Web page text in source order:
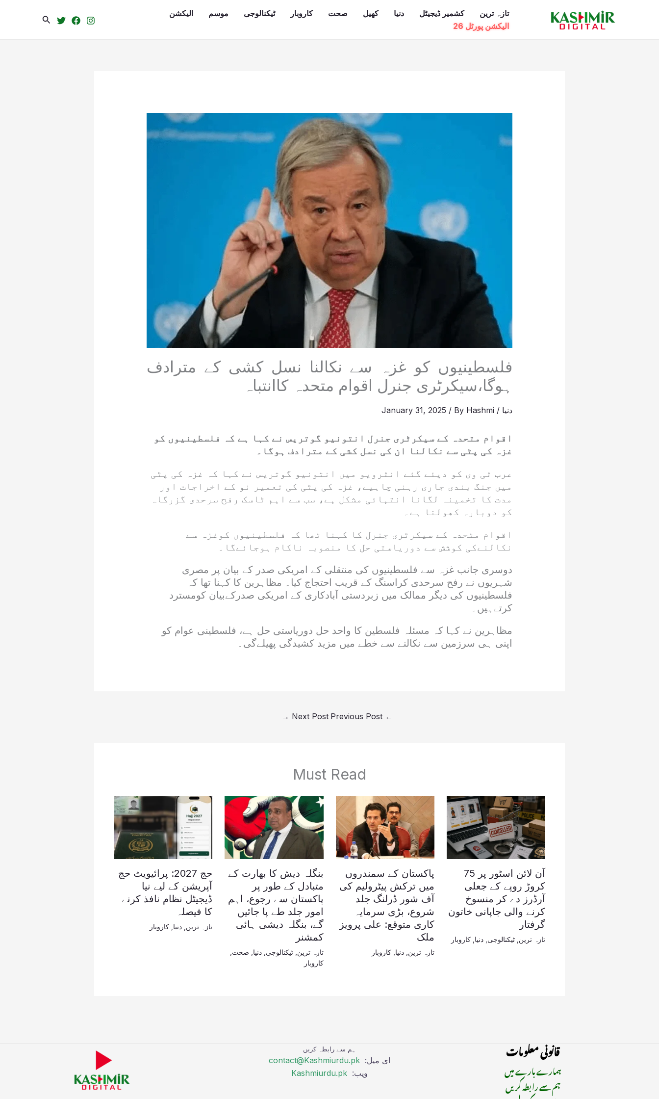
تازہ ترین کشمیر ڈیجیٹل دنیا کھیل صحت کاروبار ٹیکنالوجی موسم
الیکشن
الیکشن پورٹل 26
Search
فلسطینیوں کو غزہ سے نکالنا نسل کشی کے مترادف
ہوگا،سیکرٹری جنرل اقوام متحدہ کاانتباہ
دنیا /
January 31, 2025 / By Hashmi
اقوام متحدہ کے سیکرٹری جنرل انتونیو گوتریس نے کہا ہے کہ فلسطینیوں کو
غزہ کی پٹی سے نکالنا ان کی نسل کشی کے مترادف ہوگا۔
عرب ٹی وی کو دیئے گئے انٹرویو میں انتونیو گوتریس نے کہا کہ غزہ کی پٹی
میں جنگ بندی جاری رہنی چاہیے، غزہ کی پٹی کی تعمیر نو کے اخراجات اور
مدت کا تخمینہ لگانا انتہائی مشکل ہے، سب سے اہم ٹاسک رفح سرحدی گزرگاہ
کو دوبارہ کھولنا ہے۔
اقوام متحدہ کے سیکرٹری جنرل کا کہنا تھا کہ فلسطینیوں کوغزہ سے
نکالنےکی کوشش سے دوریاستی حل کا منصوبہ ناکام ہوجائےگا۔
دوسری جانب غزہ سے فلسطینیوں کی منتقلی کے امریکی صدر کے بیان پر مصری
شہریوں نے رفح سرحدی کراسنگ کے قریب احتجاج کیا۔ مظاہرین کا کہنا تھا کہ
فلسطینیوں کی دیگر ممالک میں زبردستی آبادکاری کے امریکی صدرکےبیان کومسترد
کرتےہیں۔
مظاہرین نے کہا کہ مسئلہ فلسطین کا واحد حل دوریاستی حل ہے، فلسطینی عوام کو
اپنی ہی سرزمین سے نکالنے سے خطے میں مزید کشیدگی پھیلےگی۔
←
Next Post
→
Must Read
آن لائن اسٹور پر 75
کروڑ روپے کے جعلی
آرڈرز دے کر منسوخ
کرنے والی جاپانی خاتون
گرفتار
تازہ ترین ٹیکنالوجی دنیا کاروبار
پاکستان کے سمندروں
میں ترکش پیٹرولیم کی
آف شور ڈرلنگ جلد
شروع، بڑی سرمایہ
کاری متوقع: علی پرویز
ملک
تازہ ترین ,دنیا ,کاروبار
بنگلہ دیش کا بھارت کے
متبادل کے طور پر
پاکستان سے رجوع، اہم
امور جلد طے پا جائیں
گے، بنگلہ دیشی ہائی
کمشنر
تازہ ترین ,ٹیکنالوجی ,دنیا صحت
کاروبار
حج 2027: پرائیویٹ حج
آپریشن کے لیے نیا
ڈیجیٹل نظام نافذ کرنے
کا فیصلہ
تازہ ترین دنیا کاروبار
قانونی معلومات
ہمارے بارے میں
ہم سے رابطہ کریں
ہم سے رابطہ کریں
ای میل: contact@Kashmiurdu.pk
ویب: Kashmiurdu.pk